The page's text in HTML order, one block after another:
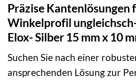
Präzise Kantenlösungen
Winkelprofil
Elox- Silber 15 mm x 10
Suchen Sie nach einer
ansprechenden Lösung zur